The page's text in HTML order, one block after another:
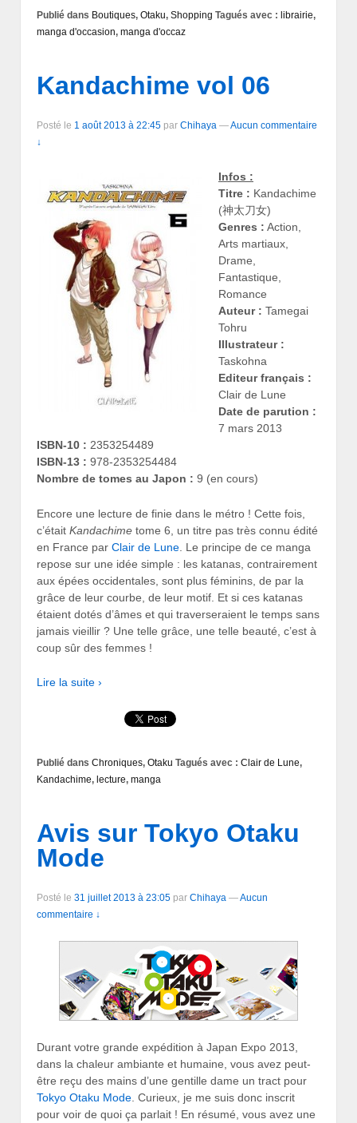
Publié dans Boutiques, Otaku, Shopping Tagués avec : librairie,
manga d'occasion, manga d'occaz
Kandachime vol 06
Posté le 1 août 2013 à 22:45 par Chihaya —Aucun commentaire
↓
Infos :
Titre : Kandachime
(神太刀女)
Genres : Action,
Arts martiaux,
Drame,
Fantastique,
Romance
Auteur : Tamegai
Tohru
Illustrateur :
Taskohna
Editeur français :
Clair de Lune
Date de parution :
7 mars 2013
ISBN-10 : 2353254489
ISBN-13 : 978-2353254484
Nombre de tomes au Japon : 9 (en cours)
Encore une lecture de finie dans le métro ! Cette fois,
c’était Kandachime tome 6, un titre pas très connu édité
en France par Clair de Lune . Le principe de ce manga
repose sur une idée simple : les katanas, contrairement
aux épées occidentales, sont plus féminins, de par la
grâce de leur courbe, de leur motif. Et si ces katanas
étaient dotés d’âmes et qui traverseraient le temps sans
jamais vieillir ? Une telle grâce, une telle beauté, c’est à
coup sûr des femmes !
Lire la suite ›
Publié dans Chroniques, Otaku Tagués avec : Clair de Lune,
Kandachime, lecture, manga
Avis sur Tokyo Otaku
Mode
Posté le 31 juillet 2013 à 23:05 par Chihaya —Aucun
commentaire ↓
Durant votre grande expédition à Japan Expo 2013,
dans la chaleur ambiante et humaine, vous avez peut-
être reçu des mains d’une gentille dame un tract pour
Tokyo Otaku Mode . Curieux, je me suis donc inscrit
pour voir de quoi ça parlait ! En résumé, vous avez une